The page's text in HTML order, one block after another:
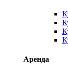
Аренда